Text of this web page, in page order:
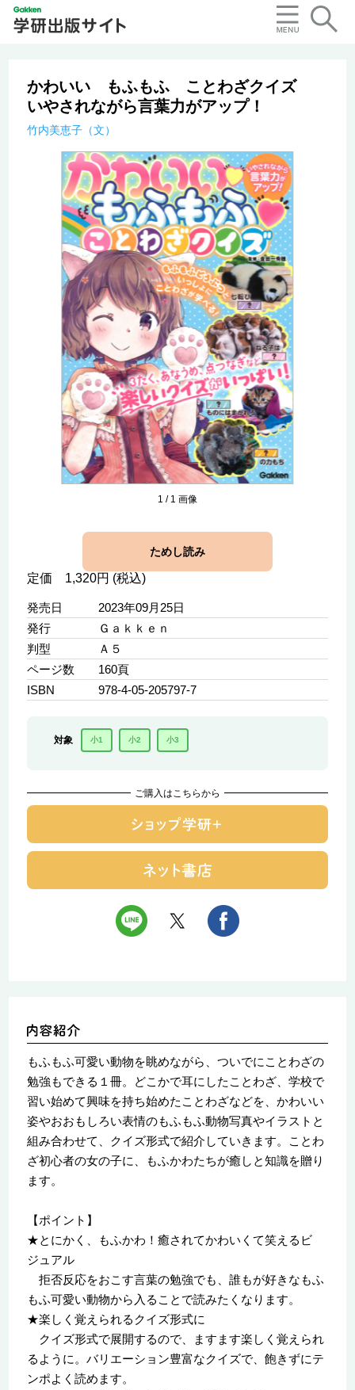
かわいい もふもふ ことわざクイズ
いやされながら言葉力がアップ！
竹内美恵子（文）
1 / 1 画像
ためし読み
定価 1,320円 (税込)
発売日
2023年09月25日
発行
Ｇａｋｋｅｎ
判型
Ａ５
ページ数
160頁
ISBN
978-4-05-205797-7
対象 小1 小2 小3
ご購入はこちらから
もふもふ可愛い動物を眺めながら、ついでにことわざの
勉強もできる１冊。どこかで耳にしたことわざ、学校で
習い始めて興味を持ち始めたことわざなどを、かわいい
姿やおおもしろい表情のもふもふ動物写真やイラストと
組み合わせて、クイズ形式で紹介していきます。ことわ
ざ初心者の女の子に、もふかわたちが癒しと知識を贈り
ます。
【ポイント】
★とにかく、もふかわ！癒されてかわいくて笑えるビ
ジュアル
拒否反応をおこす言葉の勉強でも、誰もが好きなもふ
もふ可愛い動物から入ることで読みたくなります。
★楽しく覚えられるクイズ形式に
クイズ形式で展開するので、ますます楽しく覚えられ
るように。バリエーション豊富なクイズで、飽きずにテ
ンポよく読めます。